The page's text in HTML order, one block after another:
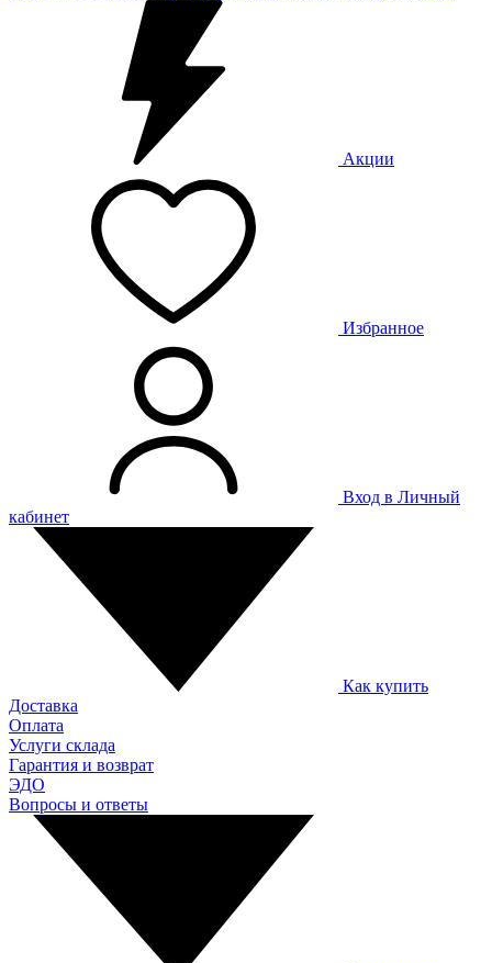
Акции
Избранное
Вход в Личный
кабинет
Как купить
Доставка
Оплата
Услуги склада
Гарантия и возврат
ЭДО
Вопросы и ответы